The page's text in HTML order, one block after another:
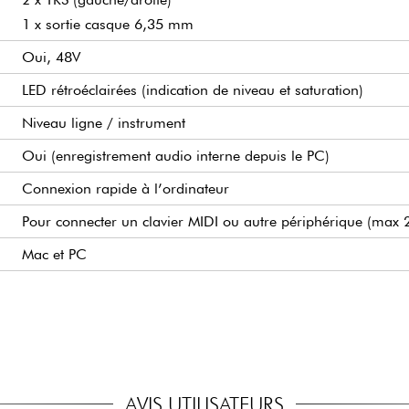
1 x sortie casque 6,35 mm
Oui, 48V
LED rétroéclairées (indication de niveau et saturation)
Niveau ligne / instrument
Oui (enregistrement audio interne depuis le PC)
Connexion rapide à l’ordinateur
Pour connecter un clavier MIDI ou autre périphérique (max
Mac et PC
Splice Creator (3 mois offerts)
AVIS UTILISATEURS